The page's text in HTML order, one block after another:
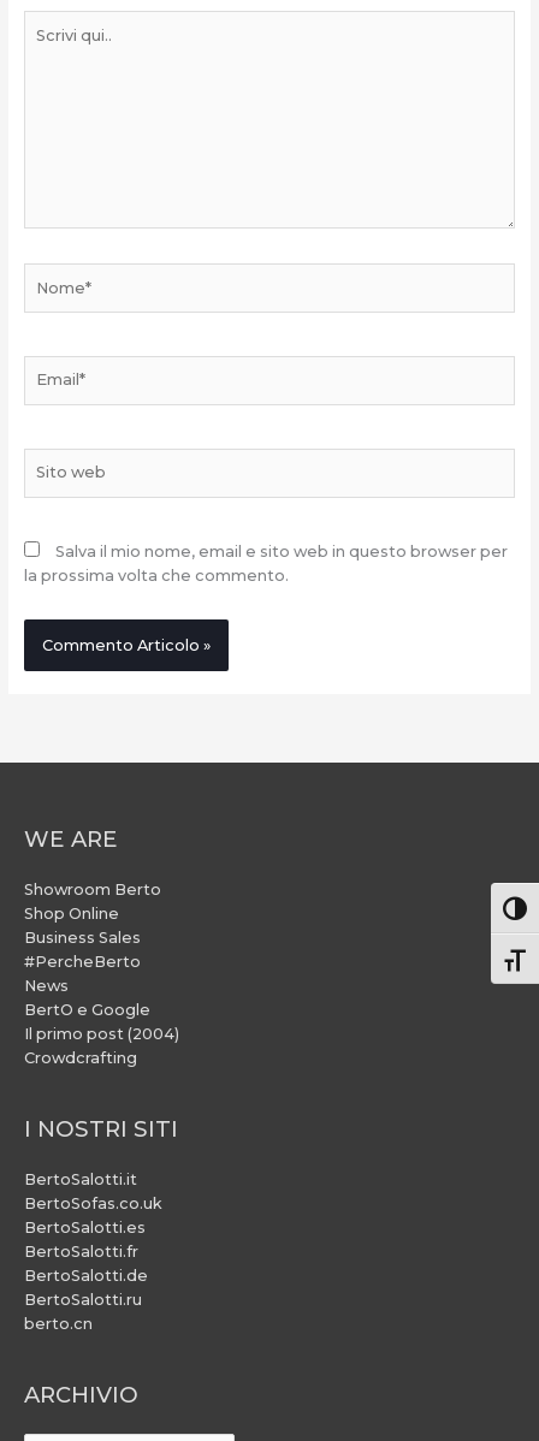
qui..
web
Salva il mio nome, email e sito web in questo browser per
la prossima volta che commento.
WE ARE
Showroom Berto
Shop Online
Business Sales
#PercheBerto
News
BertO e Google
Il primo post (2004)
Crowdcrafting
I NOSTRI SITI
BertoSalotti.it
BertoSofas.co.uk
BertoSalotti.es
BertoSalotti.fr
BertoSalotti.de
BertoSalotti.ru
berto.cn
ARCHIVIO
ARCHIVIO